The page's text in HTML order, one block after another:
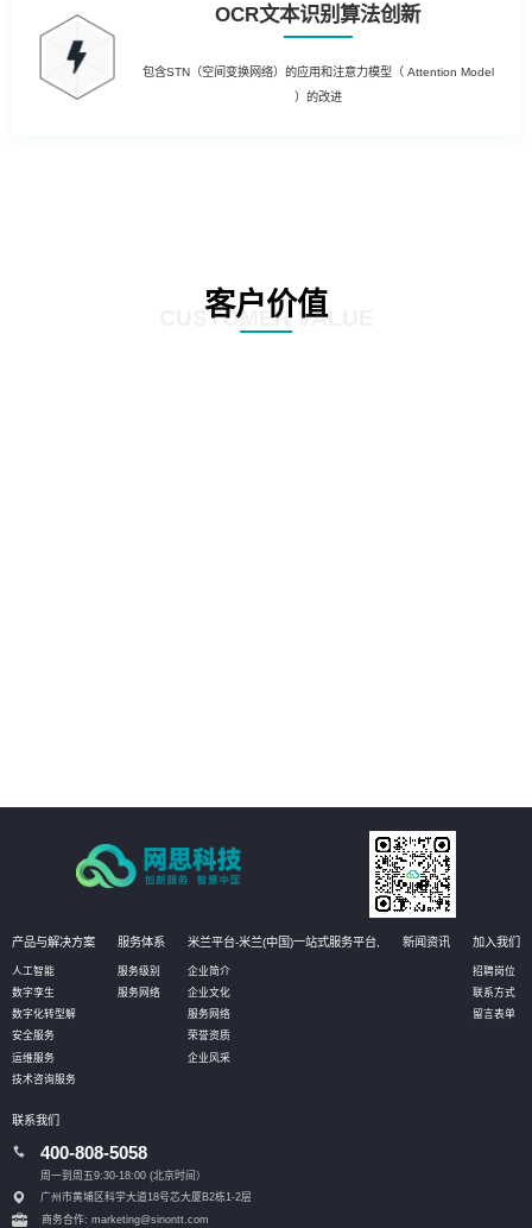
OCR文本识别算法创新
包含STN（空间变换网络）的应用和注意力模型（ Attention Model
）的改进
客户价值
CUSTOMER VALUE
产品与解决方案
人工智能
数字孪生
数字化转型解
安全服务
运维服务
技术咨询服务
服务体系
服务级别
服务网络
米兰平台-米兰(中国)一站式服务平台,
企业简介
企业文化
服务网络
荣誉资质
企业风采
新闻资讯 加入我们
招聘岗位
联系方式
留言表单
联系我们
400-808-5058
周一到周五9:30-18:00 (北京时间）
广州市黄埔区科学大道18号芯大厦B2栋1-2层
商务合作: marketing@sinontt.com